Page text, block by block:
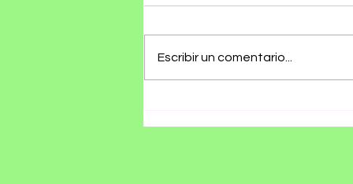
Escribir un comentario...